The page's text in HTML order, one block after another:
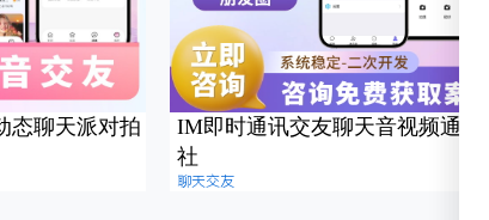
态聊天派对拍
IM即时通讯交友聊天音视频通讯
社
聊天交友